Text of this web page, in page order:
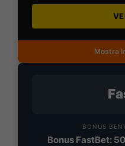
Mostra
BONUS
Bonus FastBet: